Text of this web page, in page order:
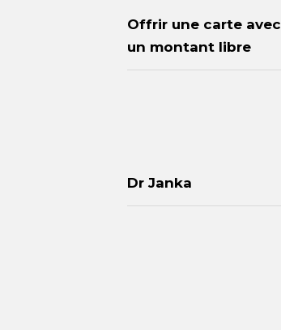
Offrir une carte avec
un montant libre
Dr Janka